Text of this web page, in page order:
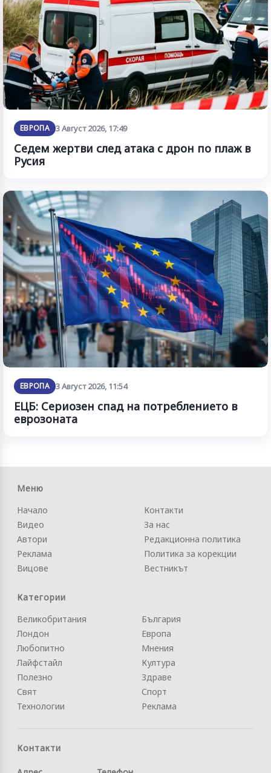
ЕВРОПА 3 Август 2026, 17:49
Седем жертви след атака с дрон по плаж в
Русия
ЕВРОПА 3 Август 2026, 11:54
ЕЦБ: Сериозен спад на потреблението в
еврозоната
Меню
Начало
Видео
Автори
Реклама
Вицове
Контакти
За нас
Редакционна политика
Политика за корекции
Вестникът
Категории
Великобритания
Лондон
Любопитно
Лайфстайл
Полезно
Свят
Технологии
България
Европа
Мнения
Култура
Здраве
Спорт
Реклама
Контакти